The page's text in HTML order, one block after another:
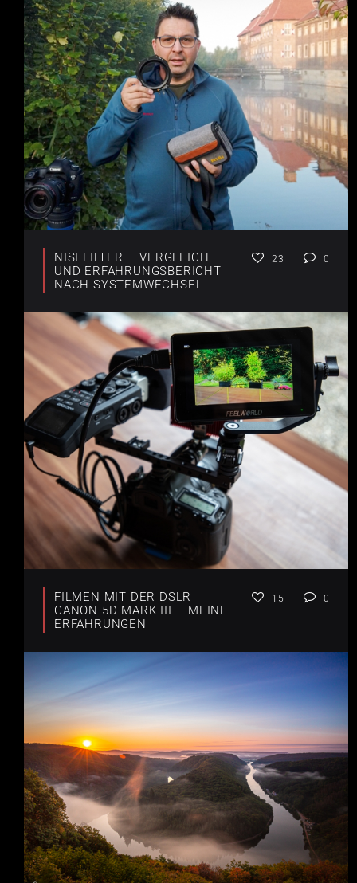
NISI FILTER – VERGLEICH
UND ERFAHRUNGSBERICHT
NACH SYSTEMWECHSEL
23 0
FILMEN MIT DER DSLR
CANON 5D MARK III – MEINE
ERFAHRUNGEN
15 0